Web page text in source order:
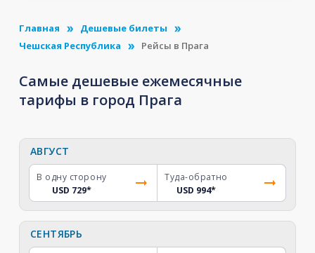
Главная
Дешевые билеты
Чешская Республика
Рейсы в Прага
Самые дешевые ежемесячные
тарифы в город Прага
АВГУСТ
В одну сторону
USD 729*
Туда-обратно
USD 994*
СЕНТЯБРЬ